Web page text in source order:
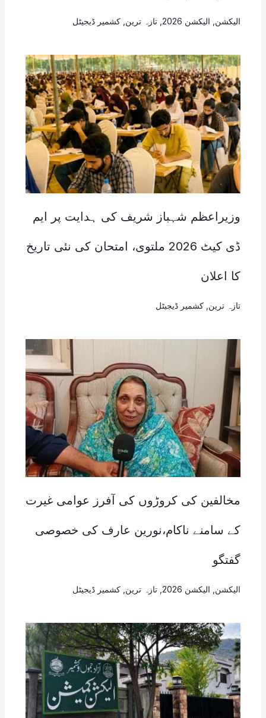
الیکشن الیکشن 2026 , تازہ ترین کشمیر ڈیجیٹل
وزیراعظم شہباز شریف کی ہدایت پر ایم
ڈی کیٹ 2026 ملتوی، امتحان کی نئی تاریخ
کا اعلان
تازہ ترین کشمیر ڈیجیٹل
مخالفین کی کروڑوں کی آفرز عوامی غيرت
کے سامنے ناکام،نورین عارف کی خصوصی
گفتگو
الیکشن الیکشن 2026 , تازہ ترین کشمیر ڈیجیٹل